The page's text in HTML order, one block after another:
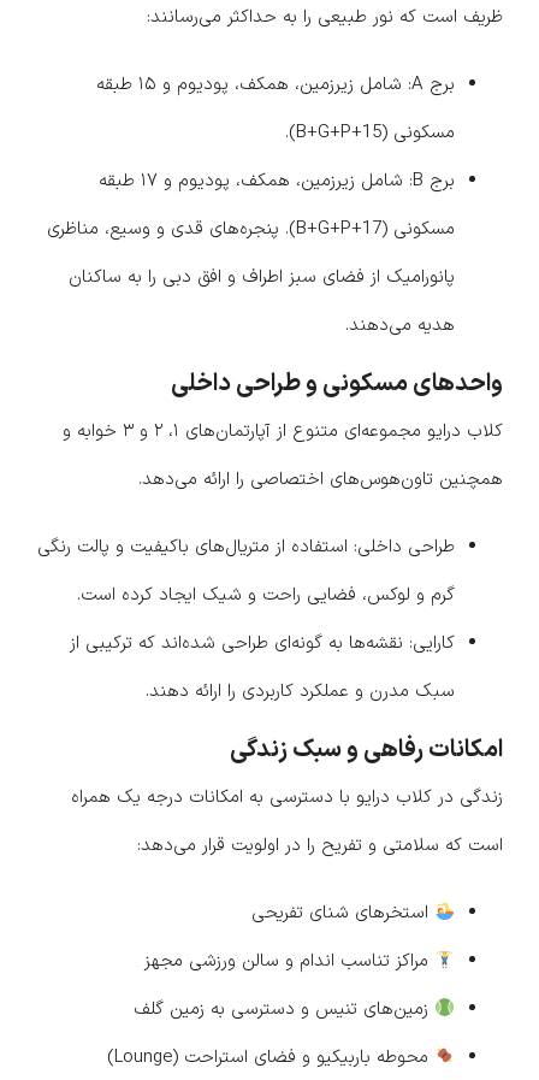
ظریف است که نور طبیعی را به حداکثر می‌رسانند:
برج A: شامل زیرزمین، همکف، پودیوم و ۱۵ طبقه
مسکونی (B+G+P+15).
برج B: شامل زیرزمین، همکف، پودیوم و ۱۷ طبقه
مسکونی (B+G+P+17). پنجره‌های قدی و وسیع، مناظری
پانورامیک از فضای سبز اطراف و افق دبی را به ساکنان
هدیه می‌دهند.
واحدهای مسکونی و طراحی داخلی
کلاب درایو مجموعه‌ای متنوع از آپارتمان‌های ۱، ۲ و ۳ خوابه و
همچنین تاون‌هوس‌های اختصاصی را ارائه می‌دهد.
طراحی داخلی: استفاده از متریال‌های باکیفیت و پالت رنگی
گرم و لوکس، فضایی راحت و شیک ایجاد کرده است.
کارایی: نقشه‌ها به گونه‌ای طراحی شده‌اند که ترکیبی از
سبک مدرن و عملکرد کاربردی را ارائه دهند.
امکانات رفاهی و سبک زندگی
زندگی در کلاب درایو با دسترسی به امکانات درجه یک همراه
است که سلامتی و تفریح را در اولویت قرار می‌دهد:
استخرهای شنای تفریحی
مراکز تناسب اندام و سالن ورزشی مجهز
زمین‌های تنیس و دسترسی به زمین گلف
محوطه باربیکیو و فضای استراحت (Lounge)